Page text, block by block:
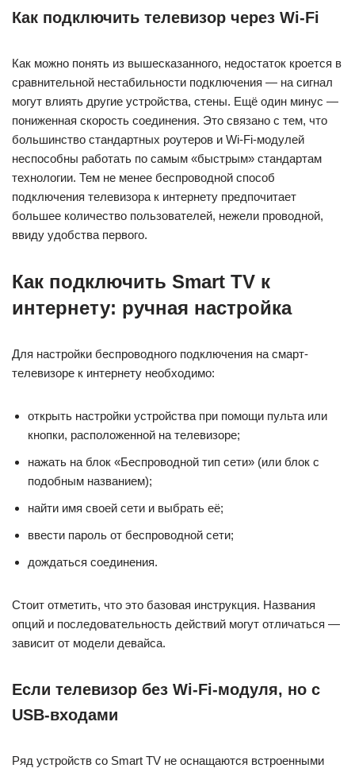
Как подключить телевизор через Wi-Fi
Как можно понять из вышесказанного, недостаток кроется в
сравнительной нестабильности подключения — на сигнал
могут влиять другие устройства, стены. Ещё один минус —
пониженная скорость соединения. Это связано с тем, что
большинство стандартных роутеров и Wi-Fi-модулей
неспособны работать по самым «быстрым» стандартам
технологии. Тем не менее беспроводной способ
подключения телевизора к интернету предпочитает
большее количество пользователей, нежели проводной,
ввиду удобства первого.
Как подключить Smart TV к
интернету: ручная настройка
Для настройки беспроводного подключения на смарт-
телевизоре к интернету необходимо:
открыть настройки устройства при помощи пульта или
кнопки, расположенной на телевизоре;
нажать на блок «Беспроводной тип сети» (или блок с
подобным названием);
найти имя своей сети и выбрать её;
ввести пароль от беспроводной сети;
дождаться соединения.
Стоит отметить, что это базовая инструкция. Названия
опций и последовательность действий могут отличаться —
зависит от модели девайса.
Если телевизор без Wi-Fi-модуля, но с
USB-входами
Ряд устройств со Smart TV не оснащаются встроенными